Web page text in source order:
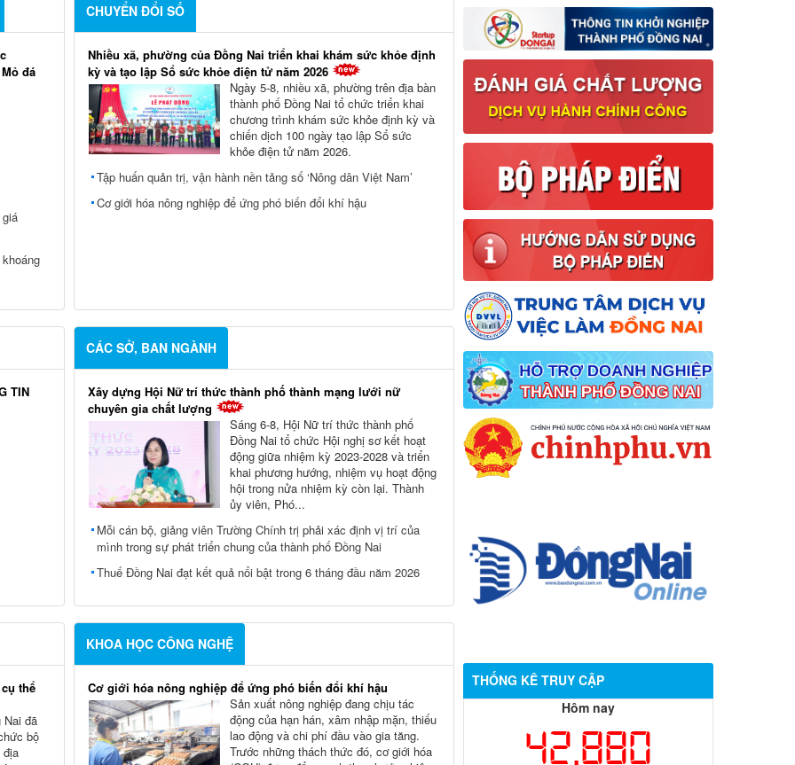
đá
CHUYỂN ĐỔI SỐ
Nhiều xã, phường của Đồng Nai triển khai khám sức khỏe định
kỳ và tạo lập Sổ sức khỏe điện tử năm 2026
Ngày 5-8, nhiều xã, phường trên địa bàn
thành phố Đồng Nai tổ chức triển khai
chương trình khám sức khỏe định kỳ và
chiến dịch 100 ngày tạo lập Sổ sức
khỏe điện tử năm 2026.
Tập huấn quản trị, vận hành nền tảng số ‘Nông dân Việt Nam’
Cơ giới hóa nông nghiệp để ứng phó biến đổi khí hậu
TIN
CÁC SỞ, BAN NGÀNH
Xây dựng Hội Nữ trí thức thành phố thành mạng lưới nữ
chuyên gia chất lượng
Sáng 6-8, Hội Nữ trí thức thành phố
Đồng Nai tổ chức Hội nghị sơ kết hoạt
động giữa nhiệm kỳ 2023-2028 và triển
khai phương hướng, nhiệm vụ hoạt động
hội trong nửa nhiệm kỳ còn lại. Thành
ủy viên, Phó...
Mỗi cán bộ, giảng viên Trường Chính trị phải xác định vị trí của
mình trong sự phát triển chung của thành phố Đồng Nai
Thuế Đồng Nai đạt kết quả nổi bật trong 6 tháng đầu năm 2026
thể
Nai đã
bộ
địa
KHOA HỌC CÔNG NGHỆ
Cơ giới hóa nông nghiệp để ứng phó biến đổi khí hậu
Sản xuất nông nghiệp đang chịu tác
động của hạn hán, xâm nhập mặn, thiếu
lao động và chi phí đầu vào gia tăng.
Trước những thách thức đó, cơ giới hóa
THỐNG KÊ TRUY CẬP
Hôm nay
42,880